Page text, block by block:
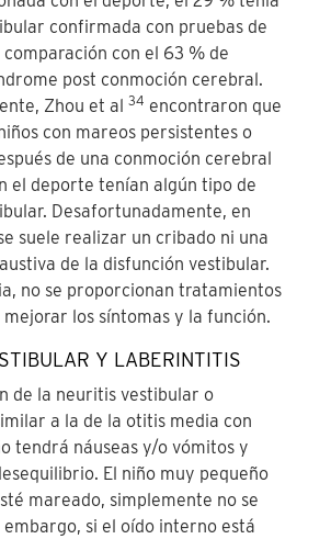
confirmada con pruebas de
con el 63 % de
post conmoción cerebral.
Zhou et al34 encontraron que
con mareos persistentes o
de una conmoción cerebral
el deporte tenían algún tipo de
Desafortunadamente, en
suele realizar un cribado ni una
de la disfunción vestibular.
no se proporcionan tratamientos
mejorar los síntomas y la función.
Y LABERINTITIS
de la neuritis vestibular o
a la de la otitis media con
tendrá náuseas y/o vómitos y
El niño muy pequeño
mareado, simplemente no se
embargo, si el oído interno está